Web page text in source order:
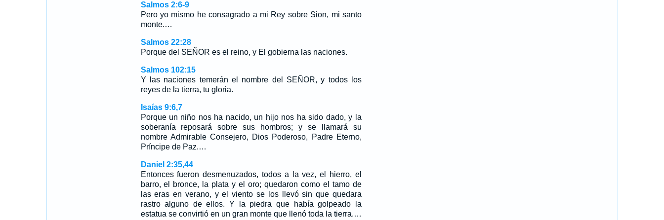
Salmos 2:6-9
Pero yo mismo he consagrado a mi Rey sobre Sion, mi santo
monte.…
Salmos 22:28
Porque del SEÑOR es el reino, y El gobierna las naciones.
Salmos 102:15
Y las naciones temerán el nombre del SEÑOR, y todos los
reyes de la tierra, tu gloria.
Isaías 9:6,7
Porque un niño nos ha nacido, un hijo nos ha sido dado, y la
soberanía reposará sobre sus hombros; y se llamará su
nombre Admirable Consejero, Dios Poderoso, Padre Eterno,
Príncipe de Paz.…
Daniel 2:35,44
Entonces fueron desmenuzados, todos a la vez, el hierro, el
barro, el bronce, la plata y el oro; quedaron como el tamo de
las eras en verano, y el viento se los llevó sin que quedara
rastro alguno de ellos. Y la piedra que había golpeado la
estatua se convirtió en un gran monte que llenó toda la tierra.…